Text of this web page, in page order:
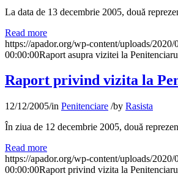
La data de 13 decembrie 2005, două
Read more
https://apador.org/wp-content/uploads/
00:00:00Raport asupra vizitei la
Raport privind vizita la
12/12/2005/in Penitenciare /by Rasista
În ziua de 12 decembrie 2005, două
Read more
https://apador.org/wp-content/uploads/
00:00:00Raport privind vizita la